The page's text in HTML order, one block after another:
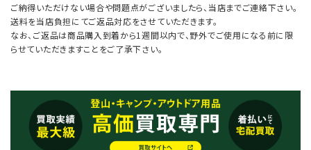
ご納得いただけない場合や問題点がございましたら、当店までご連絡下さい。
送料を当店負担にてご返品対応をさせていただきます。
なお、ご返品は商品購入到着から1週間以内で、野外でご使用になる前に限
らせていただきますことをご了承下さい。